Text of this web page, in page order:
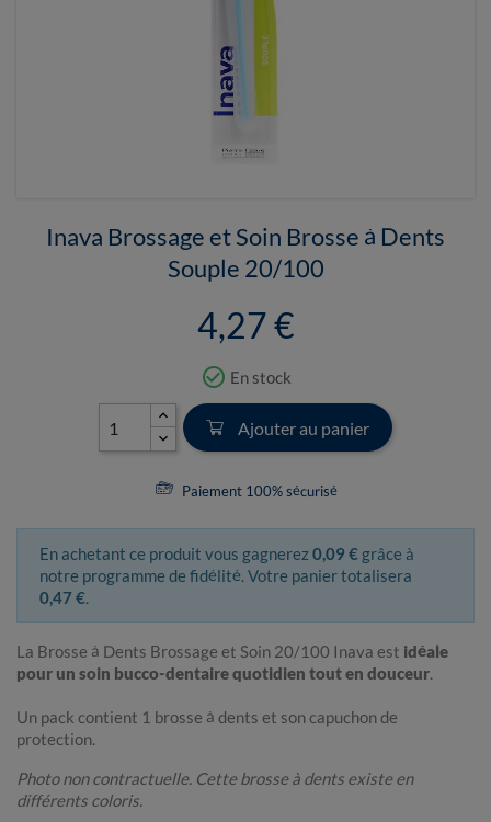
Inava Brossage et Soin Brosse à Dents
Souple 20/100
4,27 €
check_circle_outline En stock
Ajouter au panier
Paiement 100% sécurisé
En achetant ce produit vous gagnerez0,09 € grâce à
notre programme de fidélité. Votre panier totalisera
0,47 €.
La Brosse à Dents Brossage et Soin 20/100 Inava est idéale
pour un soin bucco-dentaire quotidien tout en douceur.
Un pack contient 1 brosse à dents et son capuchon de
protection.
Photo non contractuelle. Cette brosse à dents existe en
différents coloris.